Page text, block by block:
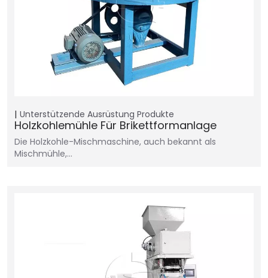
Unterstützende Ausrüstung Produkte
Holzkohlemühle Für Brikettformanlage
Die Holzkohle-Mischmaschine, auch bekannt als
Mischmühle,…